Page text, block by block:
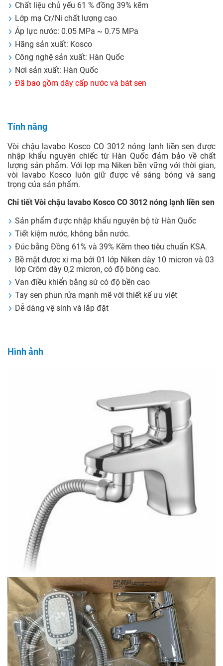
Chất liệu chủ yếu 61 % đồng 39% kẽm
Lớp mạ Cr/Ni chất lượng cao
Áp lực nước: 0.05 MPa ~ 0.75 MPa
Hãng sản xuất: Kosco
Công nghệ sản xuất: Hàn Quốc
Nơi sản xuất: Hàn Quốc
Đã bao gồm dây cấp nước và bát sen
Tính năng
Vòi chậu lavabo Kosco CO 3012 nóng lạnh liền sen được
nhập khẩu nguyên chiếc từ Hàn Quốc đảm bảo về chất
lượng sản phẩm. Với lợp mạ Niken bền vững với thời gian,
vòi lavabo Kosco luôn giữ được vẻ sáng bóng và sang
trọng của sản phẩm.
Chi tiết Vòi chậu lavabo Kosco CO 3012 nóng lạnh liền sen
Sản phẩm được nhập khẩu nguyên bộ từ Hàn Quốc
Tiết kiệm nước, không bắn nước.
Đúc bằng Đồng 61% và 39% Kẽm theo tiêu chuẩn KSA.
Bề mặt được xi mạ bởi 01 lớp Niken dày 10 micron và 03
lớp Crôm dày 0,2 micron, có độ bóng cao.
Van điều khiển bằng sứ có độ bền cao
Tay sen phun rửa mạnh mẽ với thiết kế ưu việt
Dễ dàng vệ sinh và lắp đặt
Hình ảnh